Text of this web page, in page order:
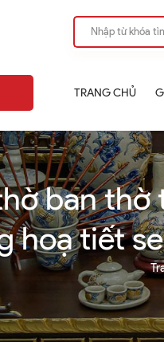
TRANG CHỦ
ban thờ
hoạ tiết